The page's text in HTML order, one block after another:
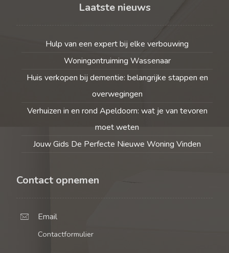
Laatste nieuws
Hulp van een expert bij elke verbouwing
Woningontruiming Wassenaar
Huis verkopen bij dementie: belangrijke stappen en
overwegingen
Verhuizen in en rond Apeldoorn: wat je van tevoren
moet weten
Jouw Gids De Perfecte Nieuwe Woning Vinden
Contact opnemen
Email
Contactformulier